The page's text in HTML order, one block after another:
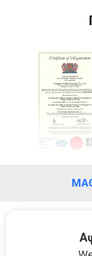
ΖΗΤΉΣΤΕ